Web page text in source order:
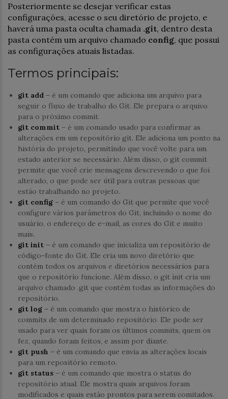
Posteriormente se desejar verificar estas
configurações, acesse o seu diretório de projeto, e
haverá uma pasta oculta chamada .git, dentro desta
pasta contém um arquivo chamado config, que possui
as configurações atuais listadas.
Termos principais:
git add – é um comando que adiciona um arquivo para
seguir o fluxo de trabalho do Git. Ele prepara o arquivo
para o próximo commit.
git commit – é um comando usado para confirmar as
alterações em um repositório git. Ele adiciona um ponto na
história do projeto, permitindo que você volte para um
estado anterior se necessário. Além disso, o git commit
permite que você crie mensagens descrevendo o que foi
alterado, o que pode ser útil para outras pessoas que
estão trabalhando no projeto.
git config – é um comando do Git que permite que você
configure vários parâmetros do Git, incluindo o nome do
usuário, o endereço de e-mail, as cores do Git e muito
mais.
git init – é um comando que inicializa um repositório de
código-fonte do Git. Ele cria um novo diretório que
contém todos os arquivos e diretórios necessários para
que o repositório funcione. Além disso, o git init cria um
arquivo chamado .git que contém todas as informações do
repositório.
git log – é um comando que mostra o histórico de
commits de um determinado repositório. Ele pode ser
usado para ver quais foram os últimos commits, quem os
fez, quando foram feitos, e assim por diante.
git push – é um comando que envia as alterações locais
para um repositório remoto.
git status – é um comando que mostra o status do
repositório atual. Ele mostra quais arquivos foram
modificados e quais estão prontos para serem comitados.